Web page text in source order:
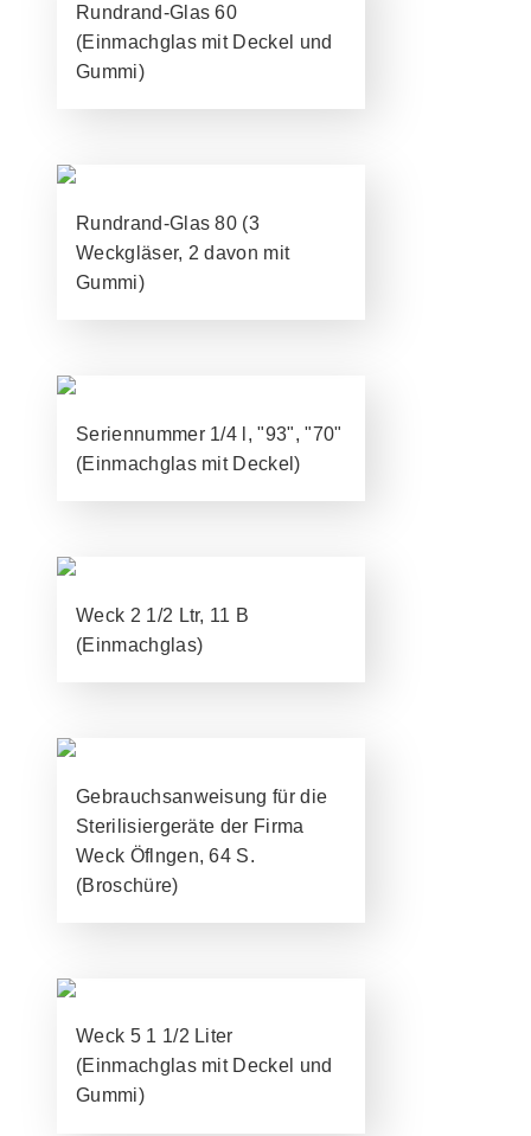
Rundrand-Glas 60
(Einmachglas mit Deckel und
Gummi)
Rundrand-Glas 80 (3
Weckgläser, 2 davon mit
Gummi)
Seriennummer 1/4 l, "93", "70"
(Einmachglas mit Deckel)
Weck 2 1/2 Ltr, 11 B
(Einmachglas)
Gebrauchsanweisung für die
Sterilisiergeräte der Firma
Weck Öflngen, 64 S.
(Broschüre)
Weck 5 1 1/2 Liter
(Einmachglas mit Deckel und
Gummi)